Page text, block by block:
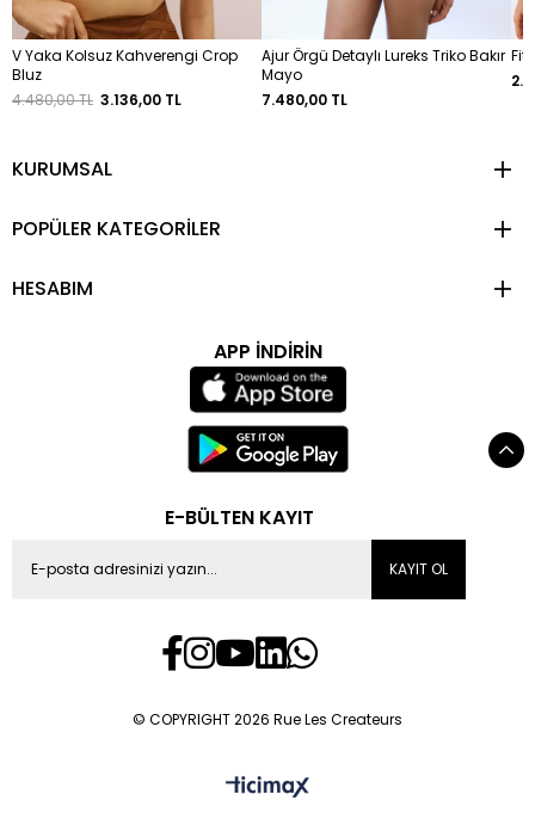
V Yaka Kolsuz Kahverengi Crop
Bluz
4.480,00 TL 3.136,00 TL
Ajur Örgü Detaylı Lureks Triko Bakır
Mayo
7.480,00 TL
KURUMSAL
POPÜLER KATEGORİLER
HESABIM
APP İNDİRİN
E-BÜLTEN KAYIT
KAYIT OL
© COPYRIGHT 2026 Rue Les Createurs